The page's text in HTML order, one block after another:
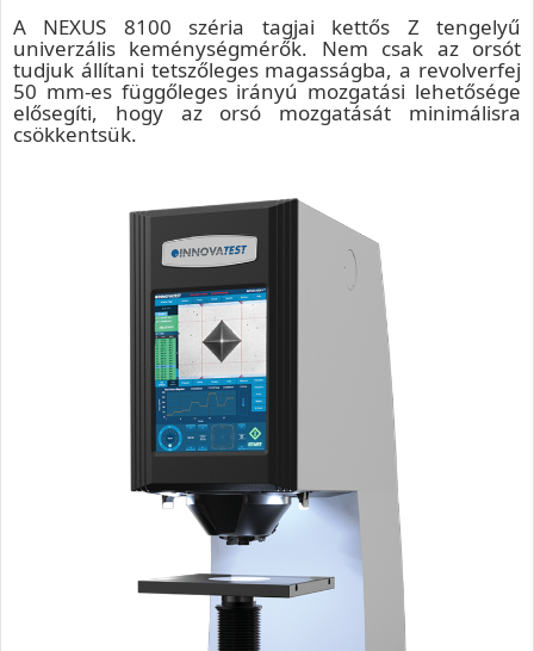
A NEXUS 8100 széria tagjai kettős Z tengelyű
univerzális keménységmérők. Nem csak az orsót
tudjuk állítani tetszőleges magasságba, a revolverfej
50 mm-es függőleges irányú mozgatási lehetősége
elősegíti, hogy az orsó mozgatását minimálisra
csökkentsük.